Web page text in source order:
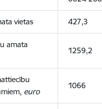
vietas 427,3
amata
1259,2
euro
1066